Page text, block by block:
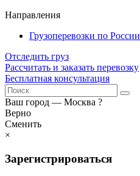
Направления
Грузоперевозки по России
Отследить груз
Рассчитать и заказать перевозку
Бесплатная консультация
Ваш город — Москва ?
Верно
Сменить
×
Зарегистрироваться